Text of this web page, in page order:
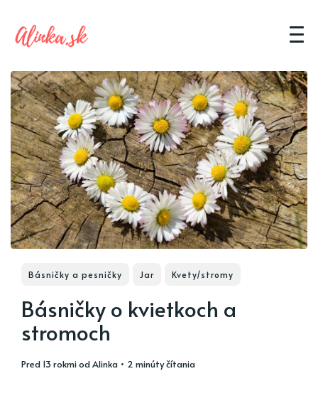
Básničky a pesničky Jar Kvety/stromy
Básničky o kvietkoch a
stromoch
pred 13 rokmiodAlinka • 2 minúty čítania